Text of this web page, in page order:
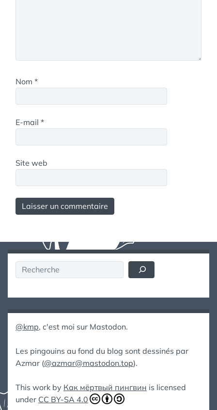
Nom *
E-mail *
Site web
Rechercher
@kmp, c'est moi sur Mastodon.
Les pingouins au fond du blog sont dessinés par
Azmar (@azmar@mastodon.top).
This work by Как мёртвый пингвин is licensed
under CC BY-SA 4.0